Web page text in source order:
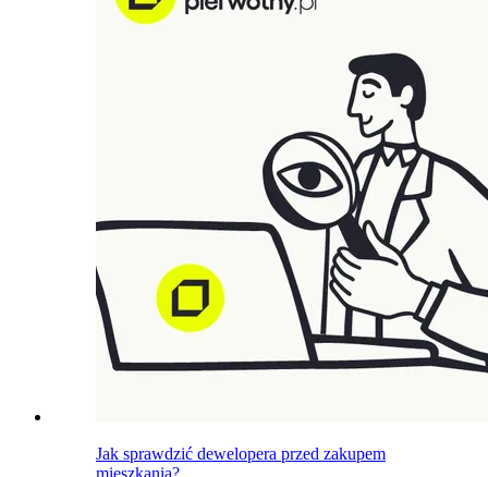
Jak sprawdzić dewelopera przed zakupem